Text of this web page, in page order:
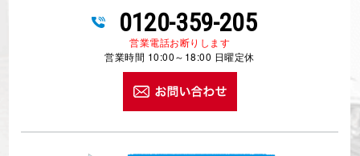
0120-359-205
営業電話お断りします
営業時間 10:00～18:00 日曜定休